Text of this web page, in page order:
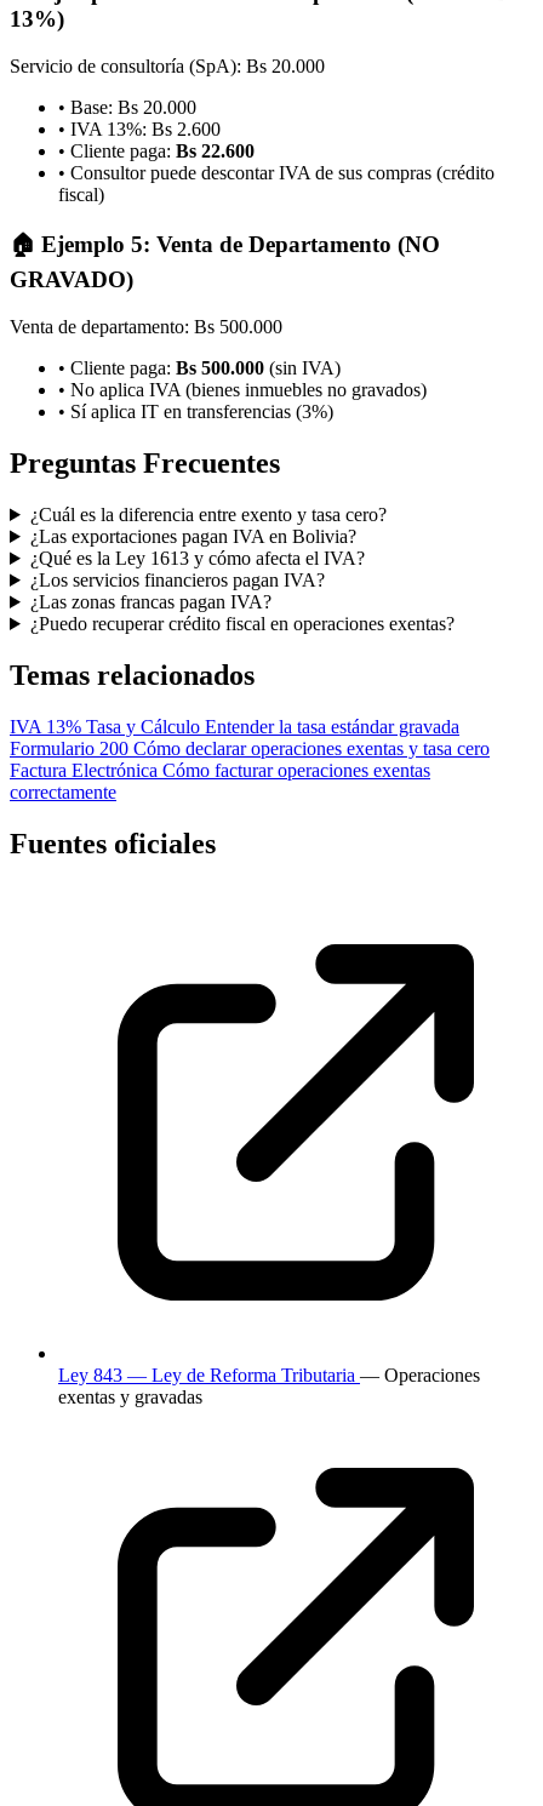
13%)
Servicio de consultoría (SpA): Bs 20.000
• Base: Bs 20.000
• IVA 13%: Bs 2.600
• Cliente paga: Bs 22.600
• Consultor puede descontar IVA de sus compras (crédito
fiscal)
🏠 Ejemplo 5: Venta de Departamento (NO
GRAVADO)
Venta de departamento: Bs 500.000
• Cliente paga: Bs 500.000 (sin IVA)
• No aplica IVA (bienes inmuebles no gravados)
• Sí aplica IT en transferencias (3%)
Preguntas Frecuentes
¿Cuál es la diferencia entre exento y tasa cero?
¿Las exportaciones pagan IVA en Bolivia?
¿Qué es la Ley 1613 y cómo afecta el IVA?
¿Los servicios financieros pagan IVA?
¿Las zonas francas pagan IVA?
¿Puedo recuperar crédito fiscal en operaciones exentas?
Temas relacionados
IVA 13% Tasa y Cálculo Entender la tasa estándar gravada
Formulario 200 Cómo declarar operaciones exentas y tasa cero
Factura Electrónica Cómo facturar operaciones exentas
correctamente
Fuentes oficiales
Ley 843 — Ley de Reforma Tributaria — Operaciones
exentas y gravadas